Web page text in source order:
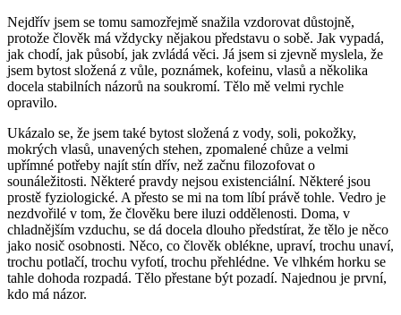
Nejdřív jsem se tomu samozřejmě snažila vzdorovat důstojně,
protože člověk má vždycky nějakou představu o sobě. Jak vypadá,
jak chodí, jak působí, jak zvládá věci. Já jsem si zjevně myslela, že
jsem bytost složená z vůle, poznámek, kofeinu, vlasů a několika
docela stabilních názorů na soukromí. Tělo mě velmi rychle
opravilo.
Ukázalo se, že jsem také bytost složená z vody, soli, pokožky,
mokrých vlasů, unavených stehen, zpomalené chůze a velmi
upřímné potřeby najít stín dřív, než začnu filozofovat o
sounáležitosti. Některé pravdy nejsou existenciální. Některé jsou
prostě fyziologické. A přesto se mi na tom líbí právě tohle. Vedro je
nezdvořilé v tom, že člověku bere iluzi oddělenosti. Doma, v
chladnějším vzduchu, se dá docela dlouho předstírat, že tělo je něco
jako nosič osobnosti. Něco, co člověk oblékne, upraví, trochu unaví,
trochu potlačí, trochu vyfotí, trochu přehlédne. Ve vlhkém horku se
tahle dohoda rozpadá. Tělo přestane být pozadí. Najednou je první,
kdo má názor.